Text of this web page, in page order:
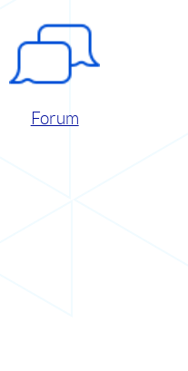
Forum